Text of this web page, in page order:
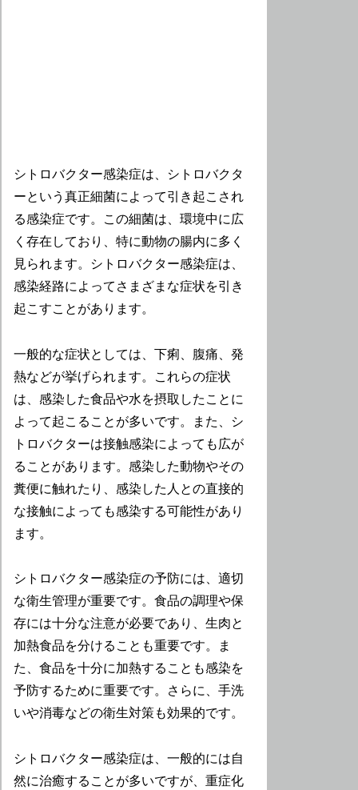
シトロバクター感染症は、シトロバクタ
ーという真正細菌によって引き起こされ
る感染症です。この細菌は、環境中に広
く存在しており、特に動物の腸内に多く
見られます。シトロバクター感染症は、
感染経路によってさまざまな症状を引き
起こすことがあります。
一般的な症状としては、下痢、腹痛、発
熱などが挙げられます。これらの症状
は、感染した食品や水を摂取したことに
よって起こることが多いです。また、シ
トロバクターは接触感染によっても広が
ることがあります。感染した動物やその
糞便に触れたり、感染した人との直接的
な接触によっても感染する可能性があり
ます。
シトロバクター感染症の予防には、適切
な衛生管理が重要です。食品の調理や保
存には十分な注意が必要であり、生肉と
加熱食品を分けることも重要です。ま
た、食品を十分に加熱することも感染を
予防するために重要です。さらに、手洗
いや消毒などの衛生対策も効果的です。
シトロバクター感染症は、一般的には自
然に治癒することが多いですが、重症化